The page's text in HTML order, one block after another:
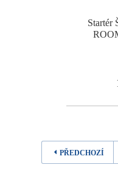
PŘEDCHOZÍ